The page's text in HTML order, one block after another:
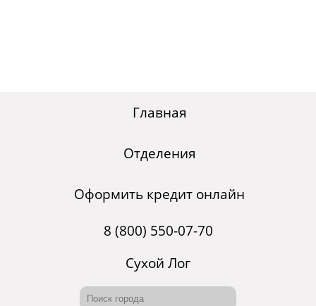
Главная
Отделения
Оформить кредит онлайн
8 (800) 550-07-70
Сухой Лог